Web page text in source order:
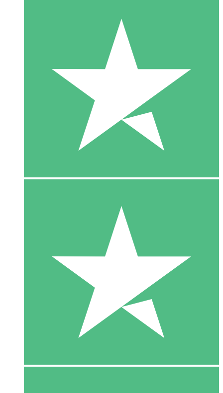
10 Downloads
20 00